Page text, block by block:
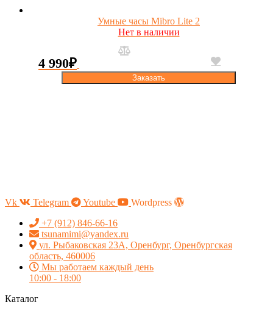
Умные часы Mibro Lite 2
Нет в наличии
4 990₽
Заказать
Vk Telegram Youtube
Wordpress
+7 (912) 846-66-16
tsunamimi@yandex.ru
ул. Рыбаковская 23А, Оренбург, Оренбургская
область, 460006
Мы работаем каждый день
10:00 - 18:00
Каталог